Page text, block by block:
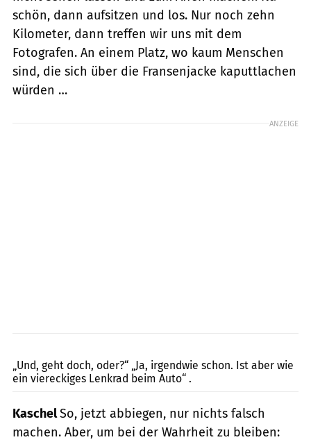
schön, dann aufsitzen und los. Nur noch zehn
Kilometer, dann treffen wir uns mit dem
Fotografen. An einem Platz, wo kaum Menschen
sind, die sich über die Fransenjacke kaputtlachen
würden …
ANZEIGE
„Und, geht doch, oder?“ „Ja, irgendwie schon. Ist aber wie
ein viereckiges Lenkrad beim Auto“ .
KaschelSo, jetzt abbiegen, nur nichts falsch
machen. Aber, um bei der Wahrheit zu bleiben: